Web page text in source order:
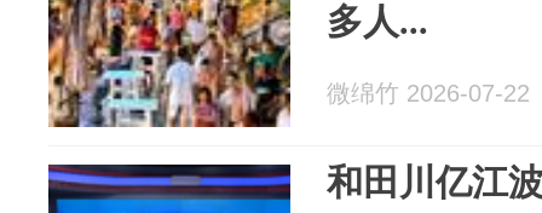
多人...
微绵竹 2026-07-22
和田川亿江